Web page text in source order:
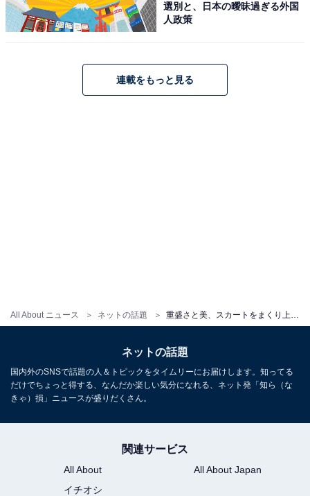
All About ニュース ネットの話題
選別と、日本の曖昧過ぎる外国
人政策
連載をもっと見る
ネットの話題
国内外のSNSで話題の人＆トピックをタイムリーにお届けします。知ってる
だけでちょっと得する、なんだか楽しい気分になれる、ネット発「知ら（な
きゃ）損」ニュースが盛りだくさん。
関連サービス
All About
All About Japan
イチオシ